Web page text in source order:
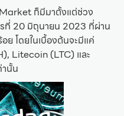
ก็มีมาตั้งแต่ช่วง
ที่ 20 มิถุนายน 2023 ที่ผ่าน
ย โดยในเบื้องต้นจะมีแค่
Litecoin (LTC) และ
นั้น